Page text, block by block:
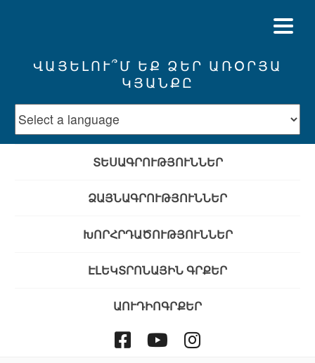
ՎԱՅԵԼՈՒ՞Մ ԵՔ ՁԵՐ ԱՌՕՐՅԱ
ԿՅԱՆՔԸ
ՏԵՍԱԳՐՈՒԹՅՈՒՆՆԵՐ
ՁԱՅՆԱԳՐՈՒԹՅՈՒՆՆԵՐ
ԽՈՐՀՐԴԱԾՈՒԹՅՈՒՆՆԵՐ
ԷԼԵԿՏՐՈՆԱՅԻՆ ԳՐՔԵՐ
ԱՈՒԴԻՈԳՐՔԵՐ
FacebookYoutubeInstragram